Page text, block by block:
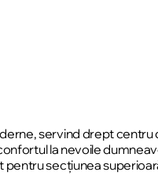
servind drept
la nevoile
secțiunea